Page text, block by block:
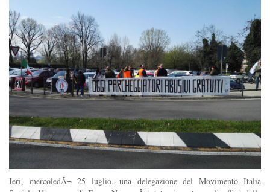
Ieri, mercoledÃ¬ 25 luglio, una delegazione del Movimento Italia